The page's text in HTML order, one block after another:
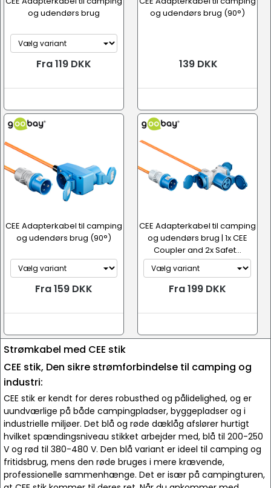
og udendørs brug
Fra 119 DKK
og udendørs brug (90°)
139 DKK
CEE Adapterkabel til camping
og udendørs brug (90°)
Fra 159 DKK
CEE Adapterkabel til camping
og udendørs brug | 1x CEE
Coupler and 2x Safet...
Fra 199 DKK
Strømkabel med CEE stik
CEE stik, Den sikre strømforbindelse til camping og
industri:
CEE stik er kendt for deres robusthed og pålidelighed, og er
uundværlige på både campingpladser, byggepladser og i
industrielle miljøer. Det blå og røde dæklåg afslører hurtigt
hvilket spændingsniveau stikket arbejder med, blå til 200-250
V og rød til 380-480 V. Den blå variant er ideel til camping og
fritidsbrug, mens den røde bruges i mere krævende,
professionelle sammenhænge. Det er især på campingturen,